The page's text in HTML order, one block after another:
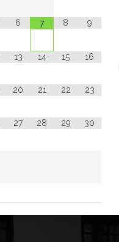
6 7 8 9
13 14 15 16
20 21 22 23
27 28 29 30